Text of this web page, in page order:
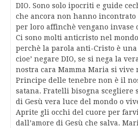
DIO. Sono solo ipocriti e guide
che ancora non hanno incontrato
per loro affinchè vengano invase
Ci sono molti anticristo nel
perchè la parola anti-Cristo è una
cioe’ negare DIO, se si nega la
nostra cara Mamma Maria si
Principe delle tenebre non è il
satana. Fratelli bisogna scegliere
di Gesù vera luce del mondo o
Aprite gli occhi del cuore per
dall’amore di Gesù che salva.